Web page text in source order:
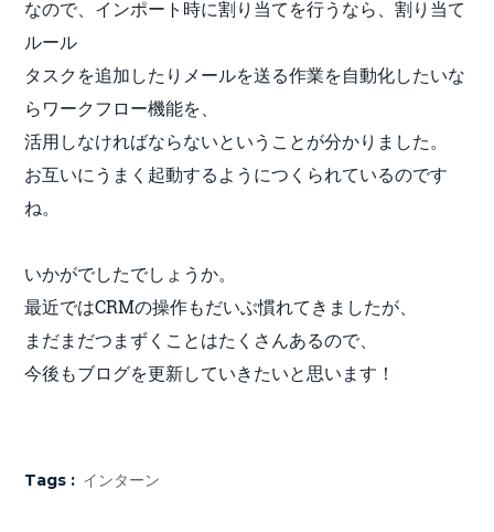
なので、インポート時に割り当てを行うなら、割り当て
ルール
タスクを追加したりメールを送る作業を自動化したいな
らワークフロー機能を、
活用しなければならないということが分かりました。
お互いにうまく起動するようにつくられているのです
ね。
いかがでしたでしょうか。
最近ではCRMの操作もだいぶ慣れてきましたが、
まだまだつまずくことはたくさんあるので、
今後もブログを更新していきたいと思います！
Tags : インターン